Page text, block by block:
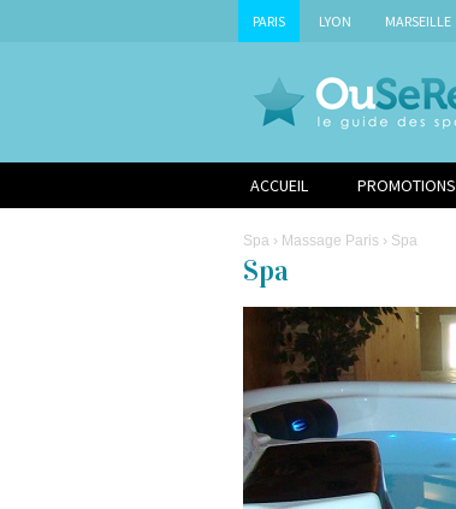
PARIS LYON MARSEILLE
ACCUEIL PROMOTIONS
Spa › Massage Paris › Spa
Spa